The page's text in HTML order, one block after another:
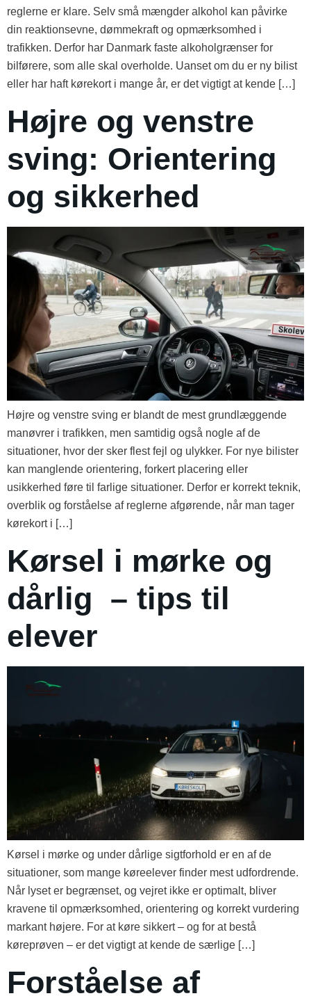
reglerne er klare. Selv små mængder alkohol kan påvirke
din reaktionsevne, dømmekraft og opmærksomhed i
trafikken. Derfor har Danmark faste alkoholgrænser for
bilførere, som alle skal overholde. Uanset om du er ny bilist
eller har haft kørekort i mange år, er det vigtigt at kende […]
Højre og venstre
sving: Orientering
og sikkerhed
Højre og venstre sving er blandt de mest grundlæggende
manøvrer i trafikken, men samtidig også nogle af de
situationer, hvor der sker flest fejl og ulykker. For nye bilister
kan manglende orientering, forkert placering eller
usikkerhed føre til farlige situationer. Derfor er korrekt teknik,
overblik og forståelse af reglerne afgørende, når man tager
kørekort i […]
Kørsel i mørke og
dårlig – tips til
elever
Kørsel i mørke og under dårlige sigtforhold er en af de
situationer, som mange køreelever finder mest udfordrende.
Når lyset er begrænset, og vejret ikke er optimalt, bliver
kravene til opmærksomhed, orientering og korrekt vurdering
markant højere. For at køre sikkert – og for at bestå
køreprøven – er det vigtigt at kende de særlige […]
Forståelse af